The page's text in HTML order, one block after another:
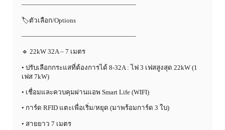
—————————————————–
🏷️ตัวเลือก/Options
—————————————————–
🔹 22kW 32A – 7 เมตร
• ปรับเลือกกระแสที่ต้องการได้ 8-32A : ไฟ 3 เฟสสูงสุด 22kW (1
เฟส 7kW)
• เชื่อมและควบคุมผ่านแอพ Smart Life (WIFI)
• การ์ด RFID แตะเพื่อเริ่ม/หยุด (มาพร้อมการ์ด 3 ใบ)
• สายยาว 7 เมตร